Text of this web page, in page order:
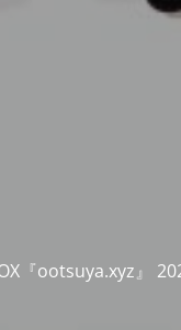
『ootsuya.xyz』